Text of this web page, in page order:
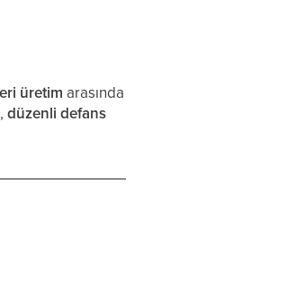
üretim arasında
düzenli defans